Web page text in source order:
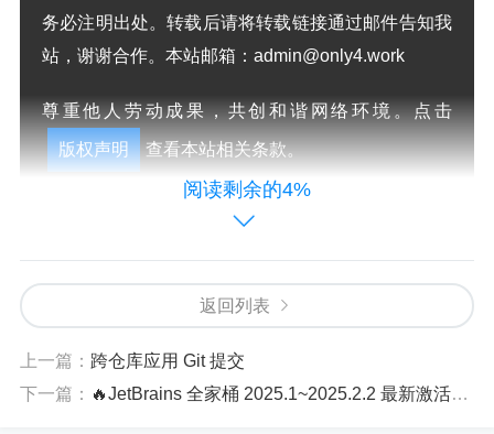
务必注明出处。转载后请将转载链接通过邮件告知我
站，谢谢合作。本站邮箱：admin@only4.work
尊重他人劳动成果，共创和谐网络环境。点击
版权声明 查看本站相关条款。
张小弟之家
发布，如需转载请注明出
阅读剩余的4%
返回列表
上一篇： 跨仓库应用 Git 提交
下一篇： 🔥JetBrains 全家桶 2025.1~2025.2.2 最新激活破解教程🔥Windows + macOS + Linux Desktop 通用脚本 —— 2025.10.07 更新